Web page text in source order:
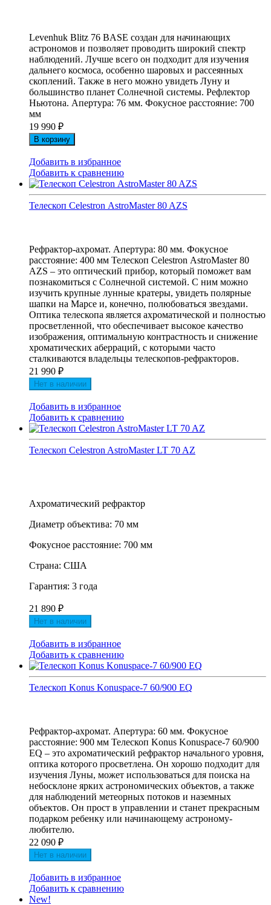
Levenhuk Blitz 76 BASE создан для начинающих
астрономов и позволяет проводить широкий спектр
наблюдений. Лучше всего он подходит для изучения
дальнего космоса, особенно шаровых и рассеянных
скоплений. Также в него можно увидеть Луну и
большинство планет Солнечной системы. Рефлектор
Ньютона. Апертура: 76 мм. Фокусное расстояние: 700
мм
19 990 ₽
В корзину
Добавить в избранное
Добавить к сравнению
Телескоп Celestron АstroMaster 80 AZS
Рефрактор-ахромат. Апертура: 80 мм. Фокусное
расстояние: 400 мм Телескоп Celestron АstroMaster 80
AZS – это оптический прибор, который поможет вам
познакомиться с Солнечной системой. С ним можно
изучить крупные лунные кратеры, увидеть полярные
шапки на Марсе и, конечно, полюбоваться звездами.
Оптика телескопа является ахроматической и полностью
просветленной, что обеспечивает высокое качество
изображения, оптимальную контрастность и снижение
хроматических аберраций, с которыми часто
сталкиваются владельцы телескопов-рефракторов.
21 990 ₽
Нет в наличии
Добавить в избранное
Добавить к сравнению
Телескоп Celestron AstroMaster LT 70 AZ
Ахроматический рефрактор
Диаметр объектива: 70 мм
Фокусное расстояние: 700 мм
Страна: США
Гарантия: 3 года
21 890 ₽
Нет в наличии
Добавить в избранное
Добавить к сравнению
Телескоп Konus Konuspace-7 60/900 EQ
Рефрактор-ахромат. Апертура: 60 мм. Фокусное
расстояние: 900 мм Телескоп Konus Konuspace-7 60/900
EQ – это ахроматический рефрактор начального уровня,
оптика которого просветлена. Он хорошо подходит для
изучения Луны, может использоваться для поиска на
небосклоне ярких астрономических объектов, а также
для наблюдений метеорных потоков и наземных
объектов. Он прост в управлении и станет прекрасным
подарком ребенку или начинающему астроному-
любителю.
22 090 ₽
Нет в наличии
Добавить в избранное
Добавить к сравнению
New!